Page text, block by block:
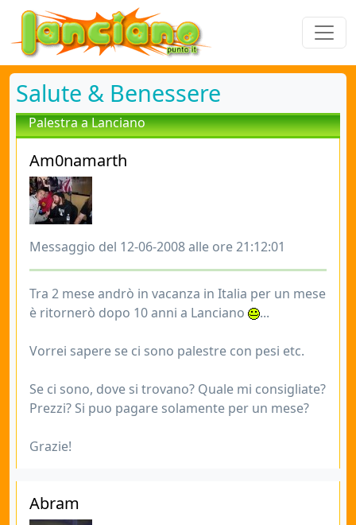
Salute & Benessere
Palestra a Lanciano
Am0namarth
Messaggio del 12-06-2008 alle ore 21:12:01
Tra 2 mese andrò in vacanza in Italia per un mese
è ritornerò dopo 10 anni a Lanciano
...
Vorrei sapere se ci sono palestre con pesi etc.
Se ci sono, dove si trovano? Quale mi consigliate?
Prezzi? Si puo pagare solamente per un mese?
Grazie!
Abram